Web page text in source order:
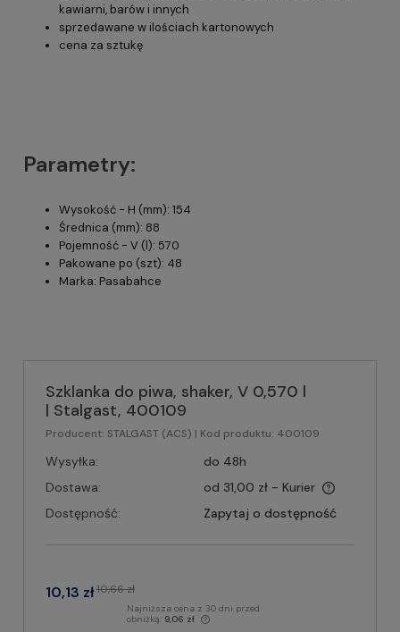
kawiarni, barów i innych
sprzedawane w ilościach kartonowych
cena za sztukę
Parametry:
Wysokość - H (mm): 154
Średnica (mm): 88
Pojemność - V (l): 570
Pakowane po (szt): 48
Marka: Pasabahce
Szklanka do piwa, shaker, V 0,570 l
| Stalgast, 400109
Producent: STALGAST (ACS) | Kod produktu: 400109
Wysyłka:
do 48h
Dostawa:
od 31,00 zł - Kurier
Dostępność:
Zapytaj o dostępność
10,13 zł10,66 zł
Najniższa cena z 30 dni przed
obniżką: 9,06 zł